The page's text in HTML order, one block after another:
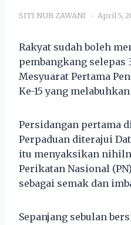
SITI NUR ZAWANI April 5,
Rakyat sudah boleh
pembangkang selepas
Mesyuarat Pertama
Ke-15 yang
Persidangan pertama
Perpaduan diterajui
itu menyaksikan
Perikatan Nasional
sebagai semak dan
Sepanjang sebulan